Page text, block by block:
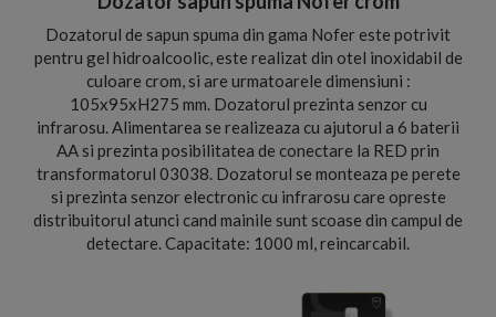
Dozatorul de sapun spuma din gama Nofer este potrivit
pentru gel hidroalcoolic, este realizat din otel inoxidabil de
culoare crom, si are urmatoarele dimensiuni :
105x95xH275 mm. Dozatorul prezinta senzor cu
infrarosu. Alimentarea se realizeaza cu ajutorul a 6 baterii
AA si prezinta posibilitatea de conectare la RED prin
transformatorul 03038. Dozatorul se monteaza pe perete
si prezinta senzor electronic cu infrarosu care opreste
distribuitorul atunci cand mainile sunt scoase din campul de
detectare. Capacitate: 1000 ml, reincarcabil.